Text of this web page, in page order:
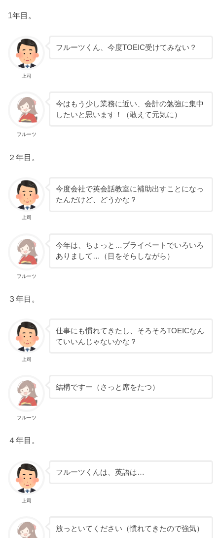
1年目。
上司
フルーツくん、今度TOEIC受けてみない？
フルーツ
今はもう少し業務に近い、会計の勉強に集中
したいと思います！（敢えて元気に）
２年目。
上司
今度会社で英会話教室に補助出すことになっ
たんだけど、どうかな？
フルーツ
今年は、ちょっと…プライベートでいろいろ
ありまして…（目をそらしながら）
３年目。
上司
仕事にも慣れてきたし、そろそろTOEICなん
ていいんじゃないかな？
フルーツ
結構ですー（さっと席をたつ）
４年目。
上司
フルーツくんは、英語は…
放っといてください（慣れてきたので強気）